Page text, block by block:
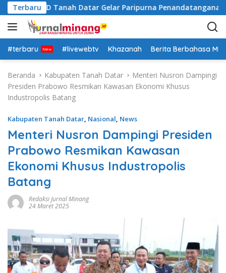
a
g
u
Terbaru
DPRD Tanah Datar Gelar Paripurna Penandatanganan
#terbaru #livewebtv Khazanah Berita Berbahasa
Beranda Kabupaten Tanah Datar
Menteri Nusron Dampingi
Presiden Prabowo Resmikan Kawasan Ekonomi Khusus
Industropolis Batang
Kabupaten Tanah Datar, Nasional, News
Menteri Nusron Dampingi Presiden
Prabowo Resmikan Kawasan
Ekonomi Khusus Industropolis
Batang
Redaksi Jurnal Minang
24 Maret 2025